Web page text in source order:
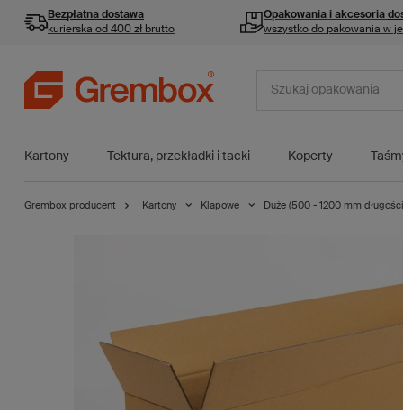
Bezpłatna dostawa
kurierska od 400 zł brutto
Opakowania i akcesoria
wszystko do pakowania w
Kartony Tektura, przekładki i tacki Koperty
Grembox producent Kartony Klapowe Duże (500 - 1200 mm